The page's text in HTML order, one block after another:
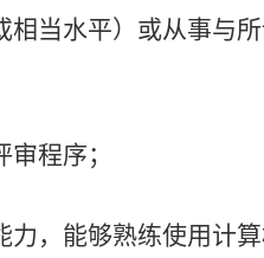
当水平）或从事与
程序；
，能够熟练使用计算